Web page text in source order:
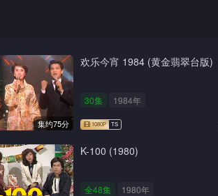
集约75分
欢乐今宵 1984 (黄金翡翠台版)
30集 1984年
K-100 (1980)
全48集 1980年